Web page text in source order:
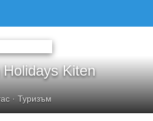
Kiten
· Туризъм